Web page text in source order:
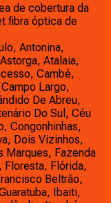
de cobertura da
fibra óptica de
Antonina,
Atalaia,
Cambé,
Largo,
De Abreu,
Do Sul, Céu
Congonhinhas,
Dois Vizinhos,
Marques, Fazenda
Floresta, Flórida,
Beltrão,
Ibaiti,